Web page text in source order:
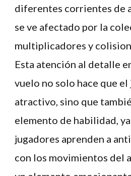
diferentes corrientes de
se ve afectado por la
multiplicadores y
Esta atención al detalle
vuelo no solo hace que el
atractivo, sino que
elemento de habilidad,
jugadores aprenden a
con los movimientos del